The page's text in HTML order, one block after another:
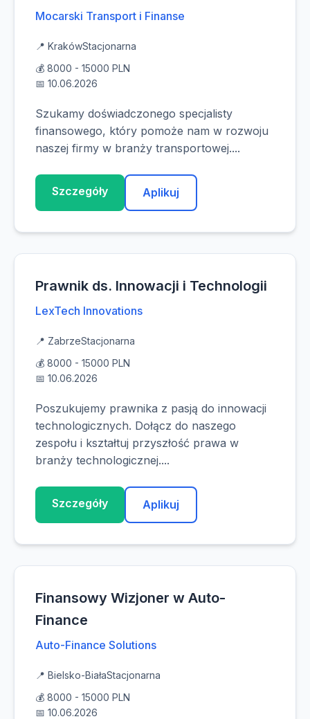
Mocarski Transport i Finanse
📍 KrakówStacjonarna
💰 8000 - 15000 PLN
📅 10.06.2026
Szukamy doświadczonego specjalisty
finansowego, który pomoże nam w rozwoju
naszej firmy w branży transportowej....
Szczegóły Aplikuj
Prawnik ds. Innowacji i Technologii
LexTech Innovations
📍 ZabrzeStacjonarna
💰 8000 - 15000 PLN
📅 10.06.2026
Poszukujemy prawnika z pasją do innowacji
technologicznych. Dołącz do naszego
zespołu i kształtuj przyszłość prawa w
branży technologicznej....
Szczegóły Aplikuj
Finansowy Wizjoner w Auto-
Finance
Auto-Finance Solutions
📍 Bielsko-BiałaStacjonarna
💰 8000 - 15000 PLN
📅 10.06.2026